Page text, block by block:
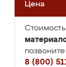
Цена
8 (800)